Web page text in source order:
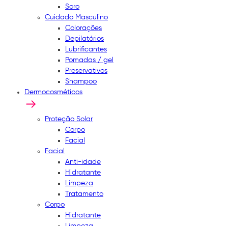
Soro
Cuidado Masculino
Colorações
Depilatórios
Lubrificantes
Pomadas / gel
Preservativos
Shampoo
Dermocosméticos
Proteção Solar
Corpo
Facial
Facial
Anti-idade
Hidratante
Limpeza
Tratamento
Corpo
Hidratante